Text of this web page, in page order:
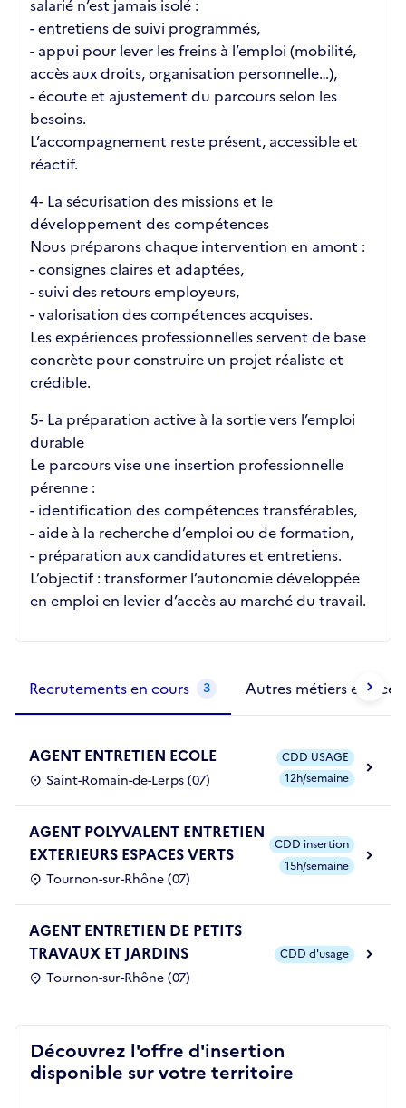
salarié n’est jamais isolé :
- entretiens de suivi programmés,
- appui pour lever les freins à l’emploi (mobilité,
accès aux droits, organisation personnelle…),
- écoute et ajustement du parcours selon les
besoins.
L’accompagnement reste présent, accessible et
réactif.
4️- La sécurisation des missions et le
développement des compétences
Nous préparons chaque intervention en amont :
- consignes claires et adaptées,
- suivi des retours employeurs,
- valorisation des compétences acquises.
Les expériences professionnelles servent de base
concrète pour construire un projet réaliste et
crédible.
5️- La préparation active à la sortie vers l’emploi
durable
Le parcours vise une insertion professionnelle
pérenne :
- identification des compétences transférables,
- aide à la recherche d’emploi ou de formation,
- préparation aux candidatures et entretiens.
L’objectif : transformer l’autonomie développée
en emploi en levier d’accès au marché du travail.
Recrutements en cours 3 Autres métiers exercés
AGENT ENTRETIEN ECOLE
Saint-Romain-de-Lerps (07)
CDD USAGE
12h/semaine
AGENT POLYVALENT ENTRETIEN
EXTERIEURS ESPACES VERTS
Tournon-sur-Rhône (07)
CDD insertion
15h/semaine
AGENT ENTRETIEN DE PETITS
TRAVAUX ET JARDINS
Tournon-sur-Rhône (07)
CDD d'usage
Découvrez l'offre d'insertion
disponible sur votre territoire